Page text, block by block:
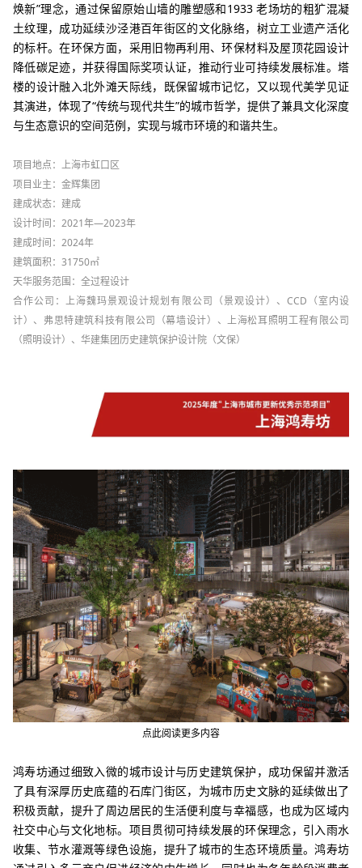
焕新”理念，通过保留原始山墙的雕塑感和1933 老场坊的粗犷混凝
土纹理，成功延续沙泾港百年街区的文化脉络，树立工业遗产活化
的标杆。在环保方面，采用旧物再利用、环保材料及屋顶花园设计
降低碳足迹，并获得国际奖项认证，推动行业可持续发展标准。塔
楼的设计融入北外滩天际线，既保留城市记忆，又以现代美学见证
其演进，体现了“传统与现代共生”的城市哲学，提供了兼具文化深度
与生态意识的空间范例，实现与城市环境的和谐共生。
项目地点：上海市虹口区
项目业主：金辉集团
建成状态：建成
设计时间：2021年—2023年
建成时间：2024年
建筑面积：31750㎡
天华服务范围：全过程设计
合作公司：上海魏玛景观设计规划有限公司（景观设计）、CCD（室内设
计）、弗思特建筑科技有限公司（幕墙设计）、上海松耳照明工程有限公司
（照明设计）、华建集团历史建筑保护设计院（文保）
点此阅读更多内容
鸿寿坊通过细致入微的城市设计与历史建筑保护，成功保留并激活
了具有深厚历史底蕴的石库门街区，为城市历史文脉的延续做出了
积极贡献，提升了周边居民的生活便利度与幸福感，也成为区域内
社交中心与文化地标。项目贯彻可持续发展的环保理念，引入雨水
收集、节水灌溉等绿色设施，提升了城市的生态环境质量。鸿寿坊